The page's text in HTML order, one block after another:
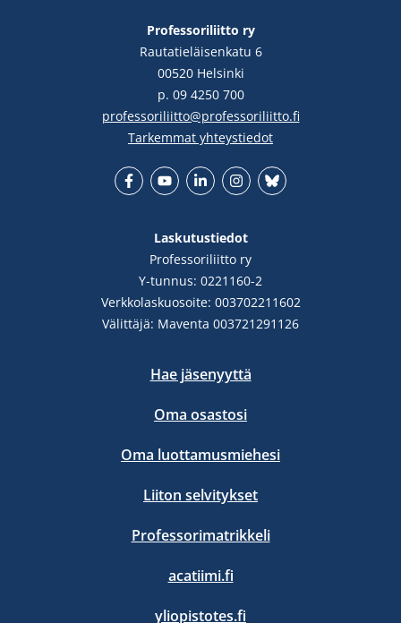
Professoriliitto ry
Rautatieläisenkatu 6
00520 Helsinki
p. 09 4250 700
professoriliitto@professoriliitto.fi
Tarkemmat yhteystiedot
Laskutustiedot
Professoriliitto ry
Y-tunnus: 0221160-2
Verkkolaskuosoite: 003702211602
Välittäjä: Maventa 003721291126
Hae jäsenyyttä
Oma osastosi
Oma luottamusmiehesi
Liiton selvitykset
Professorimatrikkeli
acatiimi.fi
yliopistotes.fi